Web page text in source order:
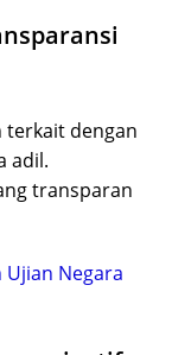
terkait dengan
adil.
transparan
Ujian Negara